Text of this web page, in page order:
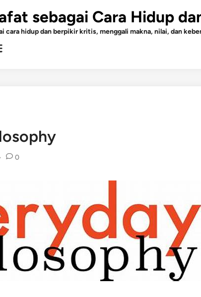
sebagai Cara Hidup
cara hidup dan berpikir kritis, menggali makna, nilai, dan
0